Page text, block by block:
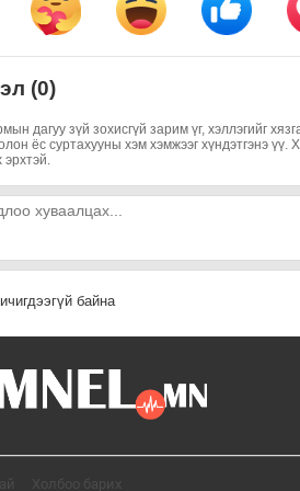
(0)
дагуу зүй зохисгүй зарим үг, хэллэгийг
ёс суртахууны хэм хэмжээг хүндэтгэнэ үү.
эрхтэй.
байна
Холбоо барих